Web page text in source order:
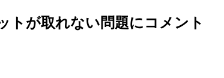
トが取れない問題にコメント